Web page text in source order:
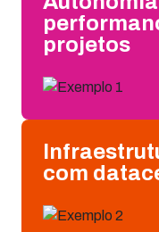
projetos
com